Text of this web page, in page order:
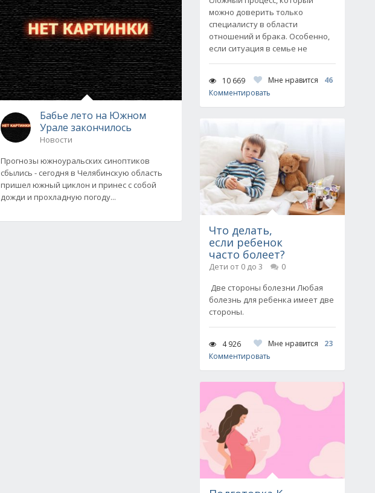
Бабье лето на Южном
Урале закончилось
Новости
Прогнозы южноуральских синоптиков
сбылись - сегодня в Челябинскую область
пришел южный циклон и принес с собой
дожди и прохладную погоду...
можно доверить только
специалисту в области
отношений и брака. Особенно,
если ситуация в семье не
10 669 Мне нравится
46
Комментировать
Что делать,
если ребенок
часто болеет?
Дети от 0 до 3
0
Две стороны болезни Любая
болезнь для ребенка имеет две
стороны.
4 926 Мне нравится
23
Комментировать